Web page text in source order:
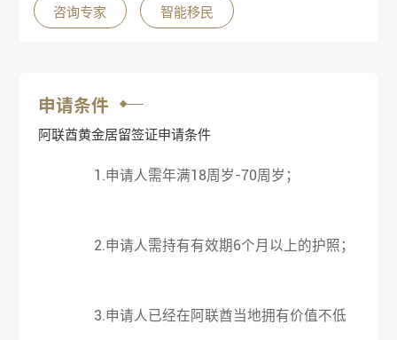
咨询专家 智能移民
申请条件
阿联酋黄金居留签证申请条件
1.申请人需年满18周岁-70周岁；
2.申请人需持有有效期6个月以上的护照；
3.申请人已经在阿联酋当地拥有价值不低